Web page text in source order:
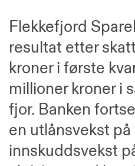
Flekkefjord
resultat etter
kroner i første
millioner kroner i
fjor. Banken
en utlånsvekst på
innskuddsvekst